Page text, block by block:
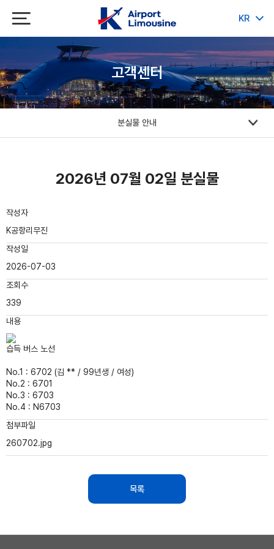
KR
JP
CH
EN
고객센터
분실물 안내
2026년 07월 02일 분실물
작성자
K공항리무진
작성일
2026-07-03
조회수
339
내용
습득 버스 노선
No.1 : 6702 (김 ** / 99년생 / 여성)
No.2 : 6701
No.3 : 6703
No.4 : N6703
첨부파일
260702.jpg
목록